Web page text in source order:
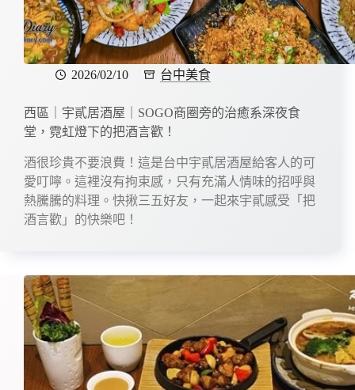
2026/02/10 台中美食
西區｜宇貳居酒屋｜SOGO商圈旁的治癒系深夜食
堂，霓虹燈下的把酒言歡！
酒很珍貴不要浪費！這是台中宇貳居酒屋給客人的可
愛叮嚀。這裡沒有拘束感，只有充滿人情味的招呼與
熱騰騰的料理。快揪三五好友，一起來宇貳感受「把
酒言歡」的快樂吧！